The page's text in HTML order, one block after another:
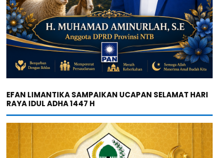
EFAN LIMANTIKA SAMPAIKAN UCAPAN SELAMAT HARI
RAYA IDUL ADHA 1447 H